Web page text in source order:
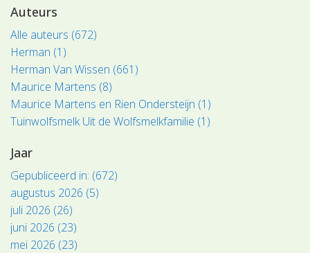
Auteurs
Alle auteurs (672)
Herman (1)
Herman Van Wissen (661)
Maurice Martens (8)
Maurice Martens en Rien Ondersteijn (1)
Tuinwolfsmelk Uit de Wolfsmelkfamilie (1)
Jaar
Gepubliceerd in: (672)
augustus 2026 (5)
juli 2026 (26)
juni 2026 (23)
mei 2026 (23)